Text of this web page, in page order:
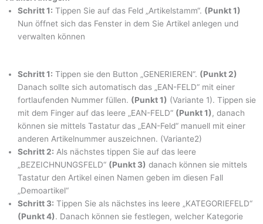
Schritt 1: Tippen Sie auf das Feld „Artikelstamm“. (Punkt 1)
Nun öffnet sich das Fenster in dem Sie Artikel anlegen und
verwalten können
Schritt 1: Tippen sie den Button „GENERIEREN“. (Punkt 2)
Danach sollte sich automatisch das „EAN-FELD“ mit einer
fortlaufenden Nummer füllen. (Punkt 1) (Variante 1). Tippen sie
mit dem Finger auf das leere „EAN-FELD“ (Punkt 1), danach
können sie mittels Tastatur das „EAN-Feld“ manuell mit einer
anderen Artikelnummer auszeichnen. (Variante2)
Schritt 2: Als nächstes tippen Sie auf das leere
„BEZEICHNUNGSFELD“ (Punkt 3) danach können sie mittels
Tastatur den Artikel einen Namen geben im diesen Fall
„Demoartikel“
Schritt 3: Tippen Sie als nächstes ins leere „KATEGORIEFELD“
(Punkt 4). Danach können sie festlegen, welcher Kategorie